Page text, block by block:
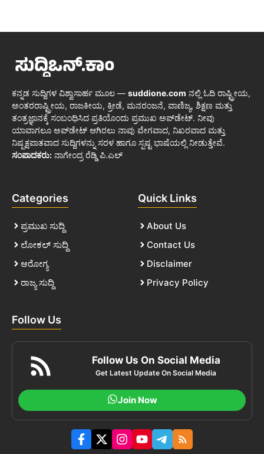
ಕನ್ನಡ ಸುದ್ದಿಗಳ ವಿಶ್ವಾಸಾರ್ಹ ಮೂಲ — suddione.com ನಲ್ಲಿ ಓದಿ ರಾಷ್ಟ್ರೀಯ,
ಅಂತರರಾಷ್ಟ್ರೀಯ, ರಾಜಕೀಯ, ಕ್ರೀಡೆ, ಮನರಂಜನೆ, ವಾಣಿಜ್ಯ, ಶಿಕ್ಷಣ ಮತ್ತು
ತಂತ್ರಜ್ಞಾನಕ್ಕೆ ಸಂಬಂಧಿಸಿದ ಪ್ರತಿಯೊಂದು ಪ್ರಮುಖ ಅಪ್‌ಡೇಟ್. ನೀವು
ಯಾವಾಗಲೂ ಅಪ್‌ಡೇಟ್ ಆಗಿರಲು ನಾವು ವೇಗವಾದ, ನಿಖರವಾದ ಮತ್ತು
ನಿಷ್ಪಕ್ಷಪಾತವಾದ ಸುದ್ದಿಗಳನ್ನು ಸರಳ ಹಾಗೂ ಸ್ಪಷ್ಟ ಭಾಷೆಯಲ್ಲಿ ನೀಡುತ್ತೇವೆ.
ಸಂಪಾದಕರು: ನಾಗೇಂದ್ರ ರೆಡ್ಡಿ ಪಿ.ಎಲ್
Categories
ಪ್ರಮುಖ ಸುದ್ದಿ
ಲೋಕಲ್ ಸುದ್ದಿ
ಆರೋಗ್ಯ
ರಾಜ್ಯ ಸುದ್ದಿ
Quick Links
About Us
Contact Us
Disclaimer
Privacy Policy
Follow Us
Follow Us On Social Media
Get Latest Update On Social Media
Join Now